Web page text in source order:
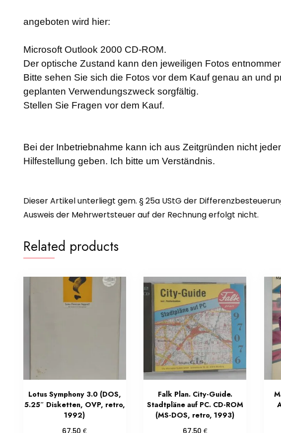
angeboten wird hier:
Microsoft Outlook 2000 CD-ROM.
Der optische Zustand kann den jeweiligen Fotos
Bitte sehen Sie sich die Fotos vor dem Kauf genau an und
geplanten Verwendungszweck sorgfältig.
Stellen Sie Fragen vor dem Kauf.
Bei der Inbetriebnahme kann ich aus Zeitgründen nicht
Hilfestellung geben. Ich bitte um Verständnis.
Dieser Artikel unterliegt gem. § 25a UStG der
Ausweis der Mehrwertsteuer auf der Rechnung erfolgt nicht.
Related products
Lotus Symphony 3.0 (DOS,
5.25″ Disketten, OVP, retro,
1992)
€
Falk Plan. City-Guide.
Stadtpläne auf PC. CD-ROM
(MS-DOS, retro, 1993)
€